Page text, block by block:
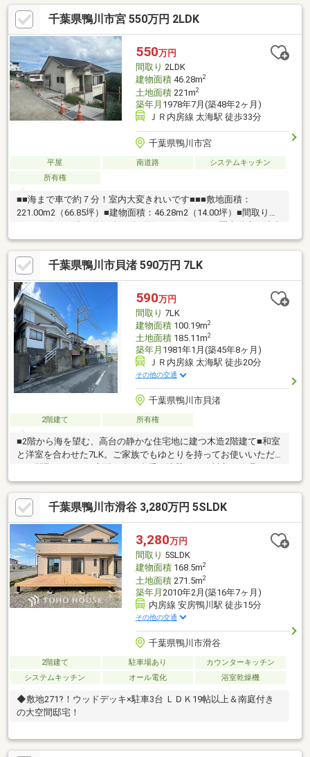
います！不動産会社選びで迷っている方はぜひ一度ご相談くださ
い♪
千葉県鴨川市宮 550万円 2LDK
550万円
間取り 2LDK
建物面積46.28m2
土地面積221m2
築年月 1978年7月(築48年2ヶ月)
ＪＲ内房線 太海駅 徒歩33分
千葉県鴨川市宮
平屋 南道路
システムキッチン
所有権
■■海まで車で約７分！室内大変きれいです■■■敷地面積：
221.00m2（66.85坪）■建物面積：46.28m2（14.00坪）■間取り：
IC41km車で約80分
葉・南房総で田舎暮らし”海の見える暮らし・里山の古民家など物
件充実！お気軽にフリーダイヤル「0120-633-311」へお問い合わ
せください！！
千葉県鴨川市貝渚 590万円 7LK
590万円
間取り 7LK
建物面積100.19m2
土地面積185.11m2
築年月 1981年1月(築45年8ヶ月)
ＪＲ内房線 太海駅 徒歩20分
その他の交通
千葉県鴨川市貝渚
2階建て 所有権
■2階から海を望む、高台の静かな住宅地に建つ木造2階建て■和室
と洋室を合わせた7LK。ご家族でもゆとりを持ってお使いいただ
市道部分であることを確認済みです■お荷物の整理から室内のお
手入れまで、内装施工まで手がける当社が一つの窓口で対応しま
す
千葉県鴨川市滑谷 3,280万円 5SLDK
3,280万円
間取り 5SLDK
建物面積168.5m2
土地面積271.5m2
築年月 2010年2月(築16年7ヶ月)
内房線 安房鴨川駅 徒歩15分
その他の交通
千葉県鴨川市滑谷
2階建て 駐車場あり
カウンターキッチン
システムキッチン
オール電化 浴室乾燥機
◆敷地271?！ウッドデッキ×駐車3台 ＬＤＫ19帖以上＆南庭付き
の大空間邸宅！